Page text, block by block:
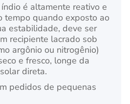
é altamente reativo e
tempo quando exposto ao
estabilidade, deve ser
recipiente lacrado sob
argônio ou nitrogênio)
e fresco, longe da
direta.
pedidos de pequenas